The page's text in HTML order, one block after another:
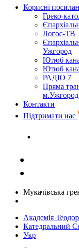
Корисні
Греко-
Логос-ТВ
Ужгород
Ютюб
Ютюб
РАДІО 7
Пряма
м.Ужгород
Контакти
Підтримати нас
Мукачівська
Академія
Катедральний
Укр